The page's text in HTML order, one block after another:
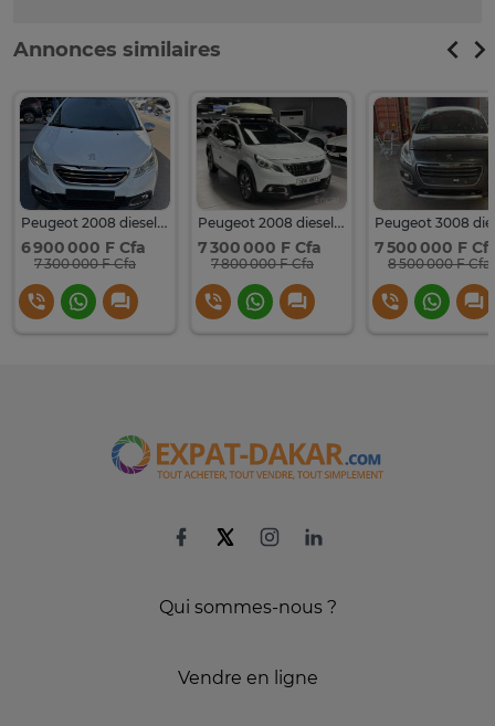
Annonces similaires
Peugeot 2008 diesel boîte auto
6 900 000 F Cfa
7 300 000 F Cfa
Peugeot 2008 diesel boîte auto 2018
7 300 000 F Cfa
7 800 000 F Cfa
7 500 000 F
8 500 000 F Cfa
Qui sommes-nous ?
Vendre en ligne